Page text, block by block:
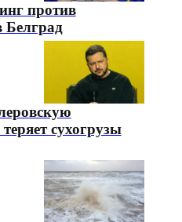
против
Белград
сухогрузы